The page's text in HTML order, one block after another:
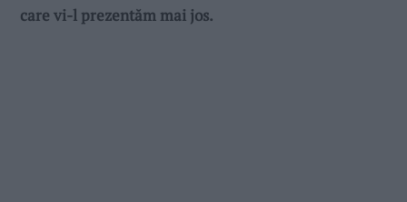
care vi-l prezentăm mai jos.